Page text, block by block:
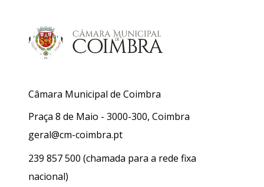
Câmara Municipal de Coimbra
Praça 8 de Maio - 3000-300, Coimbra
geral@cm-coimbra.pt
239 857 500 (chamada para a rede fixa
nacional)